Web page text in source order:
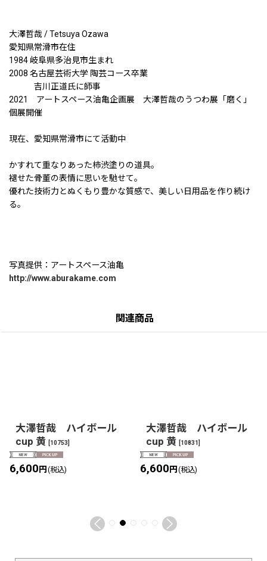
大澤哲哉 / Tetsuya Ozawa
愛知県常滑市在住
1984 岐阜県多治見市生まれ
2008 名古屋芸術大学 陶芸コース卒業
吉川正道氏に師事
2021 アートスペース油亀企画展 大澤哲哉のうつわ展「磨く」
個展開催
現在、愛知県常滑市にて活動中
かすれて重なりあった柿渋塗りの道具。
褪せた骨董の表情に思いを馳せて。
優れた技術力とぬくもり豊かな質感で、美しい日用品を作り続け
る。
写真提供：アートスペース油亀
http://www.aburakame.com
関連商品
大澤哲哉 ハイボール
cup 黄 [10753]
6,600円 (税込)
大澤哲哉 ハイボール
cup 黄 [10831]
6,600円 (税込)